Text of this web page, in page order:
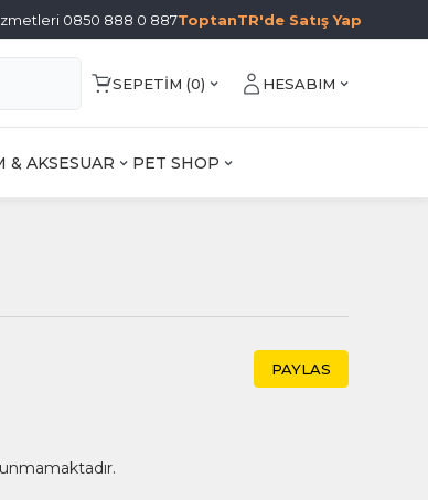
0850 888 0 887ToptanTR'de Satış Yap
SEPETIM (0) HESABIM
& AKSESUAR PET SHOP
PAYLAS